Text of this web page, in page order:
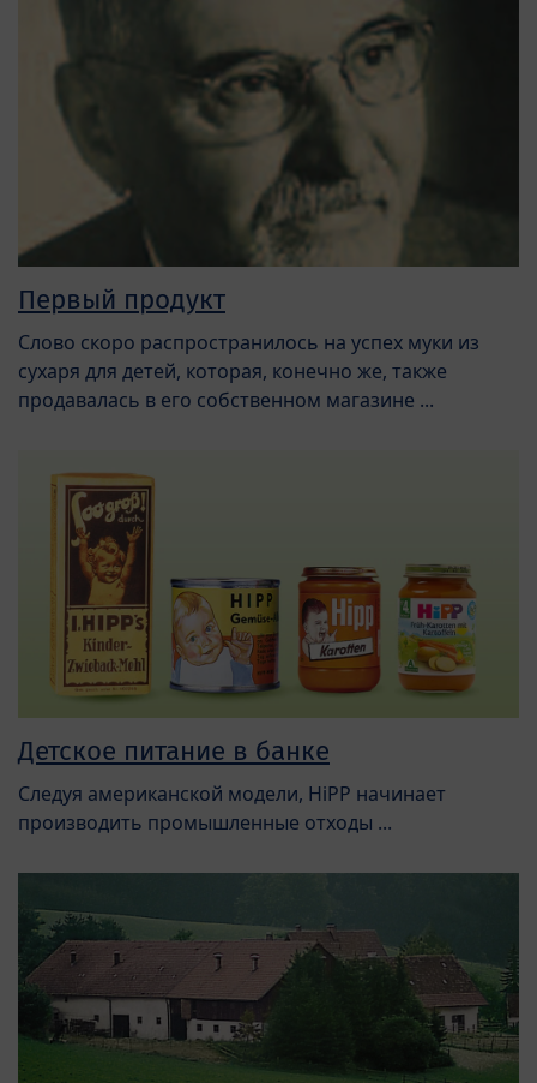
Первый продукт
Слово скоро распространилось на успех муки из
сухаря для детей, которая, конечно же, также
продавалась в его собственном магазине ...
Детское питание в банке
Следуя американской модели, HiPP начинает
производить промышленные отходы ...